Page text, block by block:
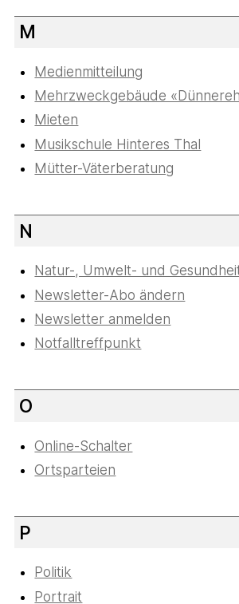
M
Medienmitteilung
Mehrzweckgebäude
Mieten
Musikschule Hinteres Thal
Mütter-Väterberatung
N
Natur-, Umwelt- und
Newsletter-Abo ändern
Newsletter anmelden
Notfalltreffpunkt
O
Online-Schalter
Ortsparteien
P
Politik
Portrait